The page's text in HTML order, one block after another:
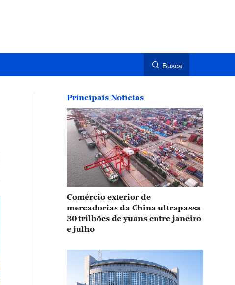
Busca
Principais Notícias
Comércio exterior de
mercadorias da China ultrapassa
30 trilhões de yuans entre janeiro
e julho